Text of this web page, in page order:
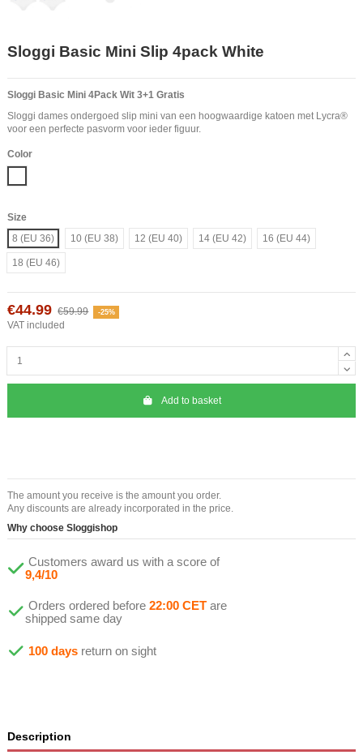
Sloggi Basic Mini Slip 4pack White
Sloggi Basic Mini 4Pack Wit 3+1 Gratis
Sloggi dames ondergoed slip mini van een hoogwaardige katoen met Lycra®
voor een perfecte pasvorm voor ieder figuur.
Color
Size
8 (EU 36)
10 (EU 38) 12 (EU 40) 14 (EU 42) 16 (EU 44)
18 (EU 46)
€44.99 €59.99 -25%
VAT included
Add to basket
The amount you receive is the amount you order.
Any discounts are already incorporated in the price.
Why choose Sloggishop
Customers award us with a score of
9,4/10
Orders ordered before 22:00 CET are
shipped same day
100 days return on sight
Description